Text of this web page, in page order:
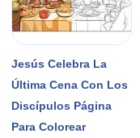
Jesús Celebra La
Última Cena Con Los
Discípulos Página
Para Colorear